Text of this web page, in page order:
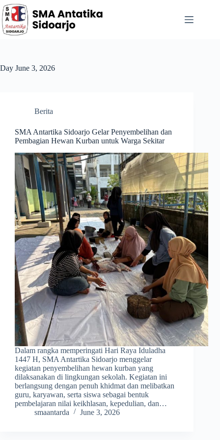
Day June 3, 2026
Berita
SMA Antartika Sidoarjo Gelar Penyembelihan dan
Pembagian Hewan Kurban untuk Warga Sekitar
Dalam rangka memperingati Hari Raya Iduladha
1447 H, SMA Antartika Sidoarjo menggelar
kegiatan penyembelihan hewan kurban yang
dilaksanakan di lingkungan sekolah. Kegiatan ini
berlangsung dengan penuh khidmat dan melibatkan
guru, karyawan, serta siswa sebagai bentuk
pembelajaran nilai keikhlasan, kepedulian, dan…
smaantarda
June 3, 2026